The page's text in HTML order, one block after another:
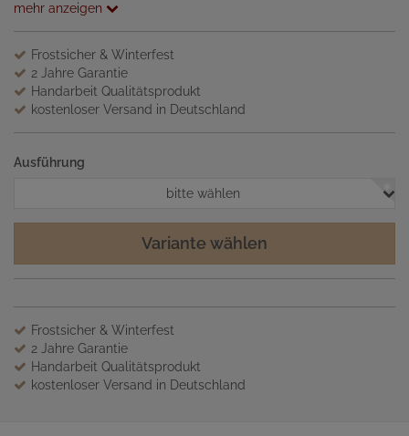
mehr anzeigen
Frostsicher & Winterfest
2 Jahre Garantie
Handarbeit Qualitätsprodukt
kostenloser Versand in Deutschland
Ausführung
bitte wählen
Variante wählen
Frostsicher & Winterfest
2 Jahre Garantie
Handarbeit Qualitätsprodukt
kostenloser Versand in Deutschland